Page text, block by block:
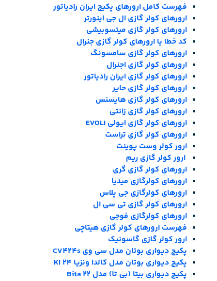
فهرست کامل ارورهای پکیج ایران رادیاتور
ارورهای کولر گازی ال جی اینورتر
ارورهای کولر گازی میتسوبیشی
کد خطا یا ارورهای کولر گازی جنرال
ارورهای کولر گازی سامسونگ
ارورهای کولر گازی اجنرال
ارورهای کولر گازی ایران رادیاتور
ارورهای کولر گازی حایر
ارورهای کولر گازی هایسنس
ارورهای کولر گازی زانتی
ارورهای کولر گازی ایولی EVOLI
ارورهای کولر گازی تراست
ارور کولر وست پوینت
ارور کولر گازی ریم
ارورهای کولر گازی گری
ارورهای کولرگازی میدیا
ارورهای کولرگازی جی پلاس
ارورهای کولر گازی تی سی ال
ارورهای کولرگازی فوجی
فهرست ارورهای کولر گازی هیتاچی
ارور کولر گازی گاسونیک
پکیج دیواری بوتان مدل سی وی CV424s
پکیج دیواری بوتان مدل کالدا ونزیا 24 KI
پکیج دیواری بیتا (بی تا) مدل Bita 22